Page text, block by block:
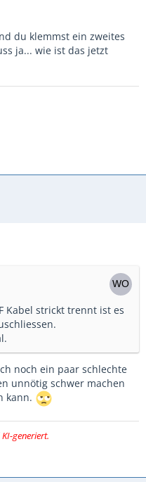
du klemmst ein zweites
ja... wie ist das jetzt
Kabel strickt trennt ist es
noch ein paar schlechte
unnötig schwer machen
kann.
generiert.